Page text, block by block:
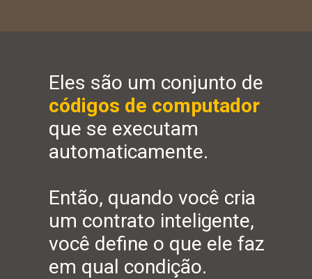
códigos de computador
que se executam
automaticamente.
Então, quando você cria
um contrato inteligente,
você define o que ele faz
em qual condição.